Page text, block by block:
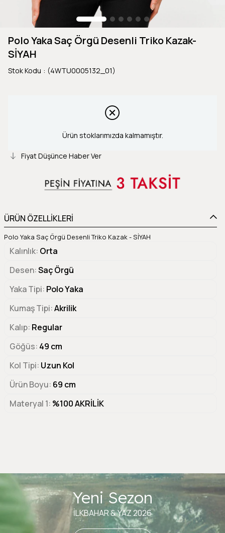
Polo Yaka Saç Örgü Desenli Triko Kazak-
SİYAH
Stok Kodu (4WTU0005132_01)
Ürün stoklarımızda kalmamıştır.
Fiyat Düşünce Haber Ver
ÜRÜN ÖZELLİKLERİ
Polo Yaka Saç Örgü Desenli Triko Kazak - SİYAH
Kalınlık Orta
Desen Saç Örgü
Yaka Tipi Polo Yaka
Kumaş Tipi Akrilik
Kalıp Regular
Göğüs 49 cm
Kol Tipi Uzun Kol
Ürün Boyu 69 cm
Materyal 1 %100 AKRİLİK
Yeni Sezon
İLKBAHAR & YAZ 2026